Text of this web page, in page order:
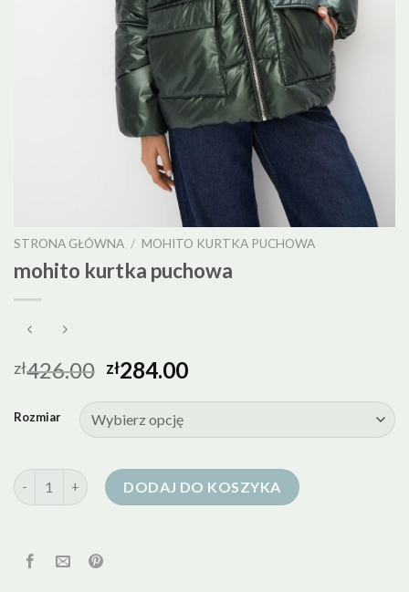
STRONA GŁÓWNA / MOHITO KURTKA PUCHOWA
mohito kurtka puchowa
zł426.00 zł284.00
Rozmiar
ilość mohito kurtka puchowaDODAJ DO KOSZYKA